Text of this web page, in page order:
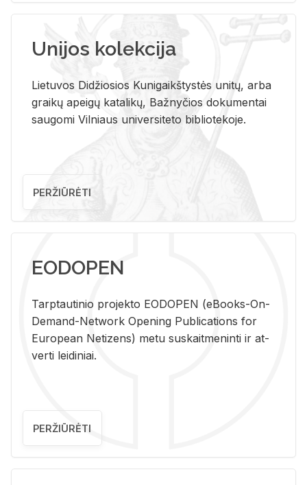
Unijos kolekcija
Lietuvos Didžiosios Kunigaikštystės unitų, arba
graikų apeigų katalikų, Bažnyčios dokumentai
saugomi Vilniaus universiteto bibliotekoje.
PERŽIŪRĖTI
EODOPEN
Tarp­tau­ti­nio pro­jek­to EO­DO­PEN (eBo­oks-On-
De­mand-Ne­twork Ope­ning Pub­li­ca­tions for
Eu­ro­pe­an Ne­ti­zens) metu su­skait­me­nin­ti ir at­
ver­ti lei­di­niai.
PERŽIŪRĖTI